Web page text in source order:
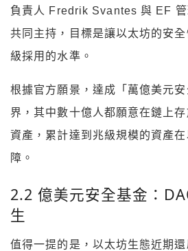
負責人 Fredrik Svantes 與 EF
共同主持，目標是讓以太坊的安
級採用的水準。
根據官方願景，達成「萬億美元
界，其中數十億人都願意在鏈上
資產，累計達到兆級規模的資產
障。
2.2 億美元安全基金：
生
值得一提的是，以太坊生態近期